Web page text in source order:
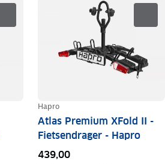
Hapro
Atlas Premium XFold II -
Fietsendrager - Hapro
439,00